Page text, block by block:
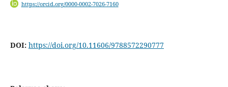
https://orcid.org/0000-0002-7026-7160
DOI: https://doi.org/10.11606/9788572290777